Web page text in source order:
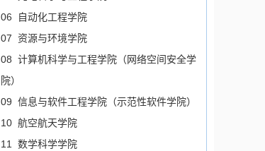
06 自动化工程学院
07 资源与环境学院
08 计算机科学与工程学院（网络空间安全学
院）
09 信息与软件工程学院（示范性软件学院）
10 航空航天学院
11 数学科学学院